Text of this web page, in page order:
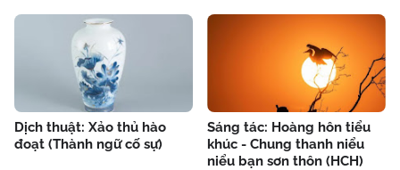
Dịch thuật: Xảo thủ hào
đoạt (Thành ngữ cố sự)
Sáng tác: Hoàng hôn tiểu
khúc - Chung thanh niểu
niểu bạn sơn thôn (HCH)